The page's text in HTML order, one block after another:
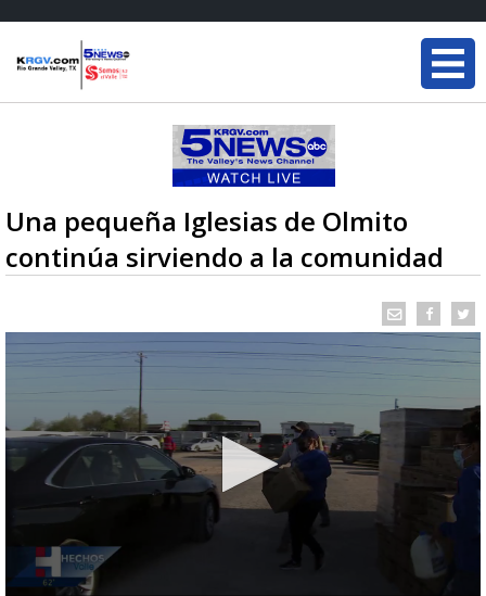
Una pequeña Iglesias de Olmito
continúa sirviendo a la comunidad